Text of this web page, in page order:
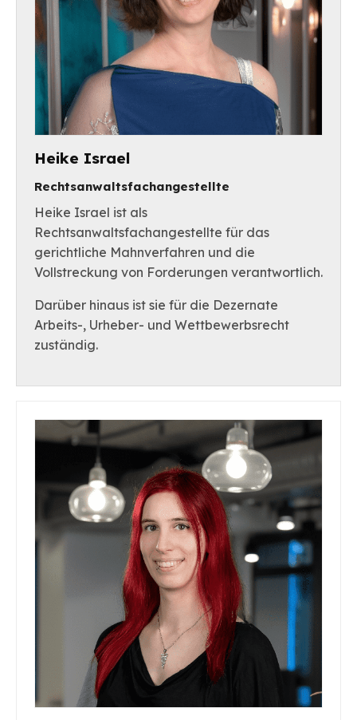
Heike Israel
Rechtsanwaltsfachangestellte
Heike Israel ist als
Rechtsanwaltsfachangestellte für das
gerichtliche Mahnverfahren und die
Vollstreckung von Forderungen verantwortlich.
Darüber hinaus ist sie für die Dezernate
Arbeits-, Urheber- und Wettbewerbsrecht
zuständig.